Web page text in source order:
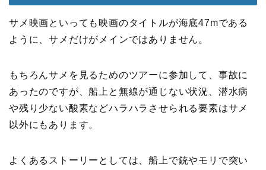
サメ映画といっても映画のタイトルが海底47mである
ように、サメだけがメインではありません。
もちろんサメを見るためのツアーに参加して、事故に
あったのですが、船上と無線が通じない状況、潜水病
や残り少ない酸素などハラハラさせられる要素はサメ
以外にもあります。
よくあるストーリーとしては、船上で銃やモリで突い